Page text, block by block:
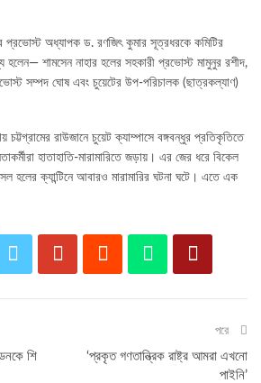
প্রভোস্ট অধ্যাপক ড. রণজিৎ কুমার সূত্রধরকে কমিটির
শামসেন নাহার হলের সহকারী প্রভোস্ট মামুনুর রশীদ,
সম্পদ ঘোষ এবং চুয়েটের উপ-পরিচালক (ছাত্রকল্যাণ)
চট্টগ্রামের রাউজানে চুয়েট ক্যাম্পাসে বঙ্গবন্ধুর প্রতিকৃতিতে
হাতাহাতি-মারামারিতে জড়ায়। এর জের ধরে বিকেল
হলের ক্যান্টিনে আবারও মারামারির ঘটনা ঘটে। এতে এক
শি
পরে
‘প্রকৃত গণতান্ত্রিক রাষ্ট্র আমরা এখনো
পাইনি’